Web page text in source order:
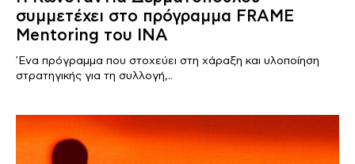
συμμετέχει στο πρόγραμμα FRAME
Mentoring του ΙΝΑ
'Ενα πρόγραμμα που στοχεύει στη χάραξη και υλοποίηση
στρατηγικής για τη συλλογή,..